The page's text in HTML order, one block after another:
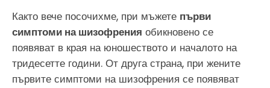
Както вече посочихме, при мъжете първи
симптоми на шизофрения обикновено се
появяват в края на юношеството и началото на
тридесетте години. От друга страна, при жените
първите симптоми на шизофрения се появяват